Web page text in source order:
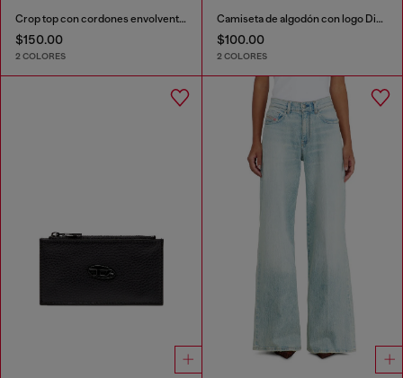
Crop top con cordones envolventes
$150.00
2 COLORES
Camiseta de algodón con logo Diesel estampado
$100.00
2 COLORES